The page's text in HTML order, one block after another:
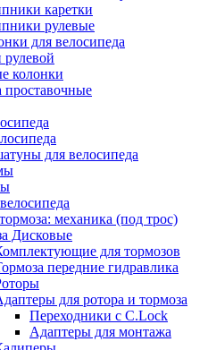
каретки
рулевые
для велосипеда
рулевой
колонки
проставочные
для велосипеда
механика (под трос)
Дисковые
для тормозов
передние гидравлика
для ротора и тормоза
Переходники с C.Lock
Адаптеры для монтажа